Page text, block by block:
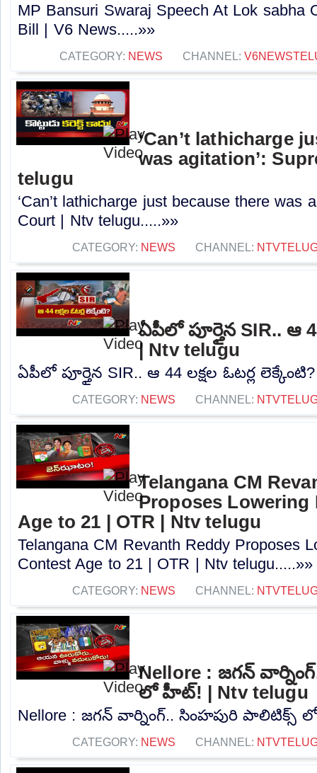
MP Bansuri Swaraj Speech At Lok sabha
Bill | V6 News.....»»
CATEGORY: NEWS CHANNEL:
‘Can’t lathicharge
was agitation’:
telugu
‘Can’t lathicharge just because there was
Court | Ntv telugu.....»»
CATEGORY: NEWS CHANNEL:
ఏపీలో పూర్తైన SIR.. ఆ
| Ntv telugu
ఏపీలో పూర్తైన SIR.. ఆ 44 లక్షల ఓటర్ల
CATEGORY: NEWS CHANNEL:
Telangana CM
Proposes Lowering
Age to 21 | OTR | Ntv telugu
Telangana CM Revanth Reddy Proposes
Contest Age to 21 | OTR | Ntv telugu.....»»
CATEGORY: NEWS CHANNEL:
Nellore : జగన్
లో హీట్! | Ntv telugu
Nellore : జగన్ వార్నింగ్.. సింహపురి పాలిటిక్స్
CATEGORY: NEWS CHANNEL: